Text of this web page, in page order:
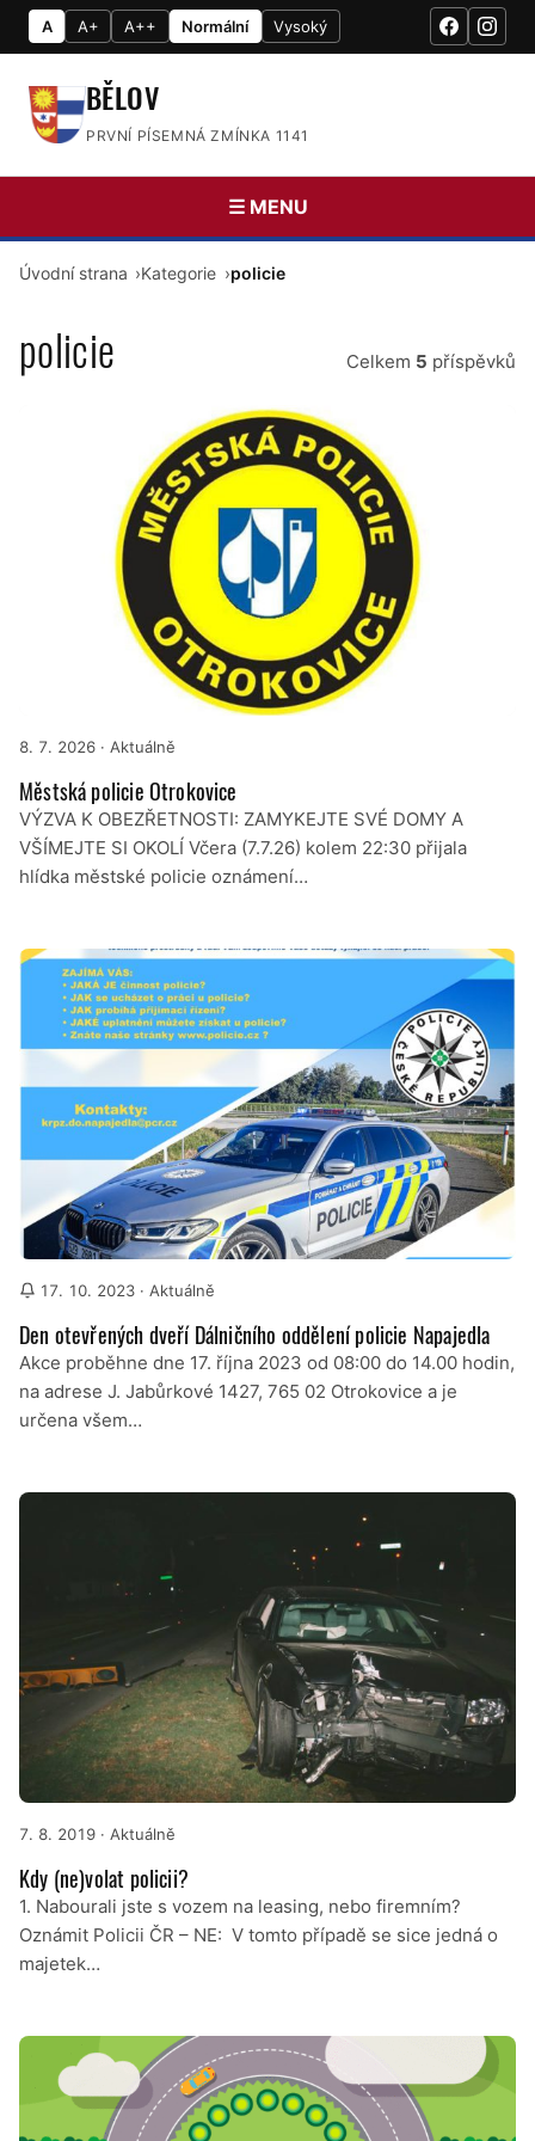
A A+ A++ Normální Vysoký
BĚLOV
PRVNÍ PÍSEMNÁ ZMÍNKA 1141
☰ MENU
Úvodní strana Kategorie policie
policie Celkem 5 příspěvků
8. 7. 2026 · Aktuálně
Městská policie Otrokovice
VÝZVA K OBEZŘETNOSTI: ZAMYKEJTE SVÉ DOMY A
VŠÍMEJTE SI OKOLÍ Včera (7.7.26) kolem 22:30 přijala
hlídka městské policie oznámení…
17. 10. 2023 · Aktuálně
Den otevřených dveří Dálničního oddělení policie Napajedla
Akce proběhne dne 17. října 2023 od 08:00 do 14.00 hodin,
na adrese J. Jabůrkové 1427, 765 02 Otrokovice a je
určena všem…
7. 8. 2019 · Aktuálně
Kdy (ne)volat policii?
1. Nabourali jste s vozem na leasing, nebo firemním?
Oznámit Policii ČR – NE: V tomto případě se sice jedná o
majetek…